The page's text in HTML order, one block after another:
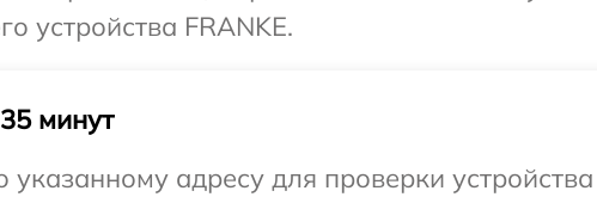
устройства FRANKE.
минут
адресу для проверки